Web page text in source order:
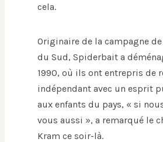
cela.
Originaire de la campagne
du Sud, Spiderbait a
1990, où ils ont entrepris de
indépendant avec un esprit
aux enfants du pays, « si
vous aussi », a remarqué le
Kram ce soir-là.